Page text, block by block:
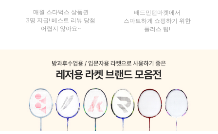
매월 스타벅스 상품권
3명 지급! 베스트 리뷰 당첨
어렵지 않아요~
배드민턴마켓에서
스마트하게 쇼핑하기 위한
플러스 팁!